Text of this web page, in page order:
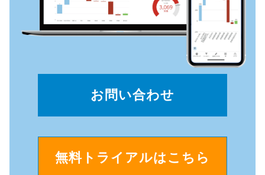
お問い合わせ
無料トライアルはこちら